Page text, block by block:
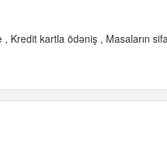
Kredit kartla ödəniş
Masaların